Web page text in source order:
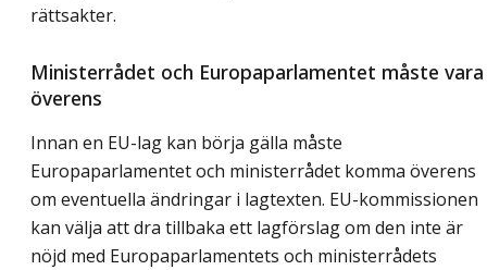
rättsakter.
Ministerrådet och Europaparlamentet måste vara
överens
Innan en EU-lag kan börja gälla måste
Europaparlamentet och ministerrådet komma överens
om eventuella ändringar i lagtexten. EU-kommissionen
kan välja att dra tillbaka ett lagförslag om den inte är
nöjd med Europaparlamentets och ministerrådets